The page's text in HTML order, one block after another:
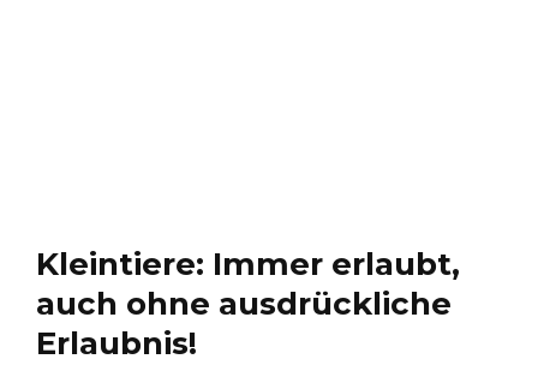
Kleintiere: Immer erlaubt,
auch ohne ausdrückliche
Erlaubnis!